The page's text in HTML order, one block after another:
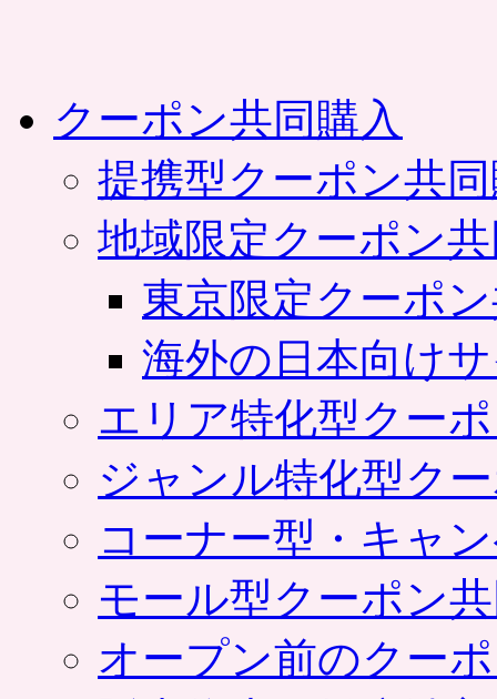
クーポン共同購入
提携型クーポン共
地域限定クーポン
東京限定クーポ
海外の日本向け
エリア特化型クー
ジャンル特化型ク
コーナー型・キャ
モール型クーポン
オープン前のクー